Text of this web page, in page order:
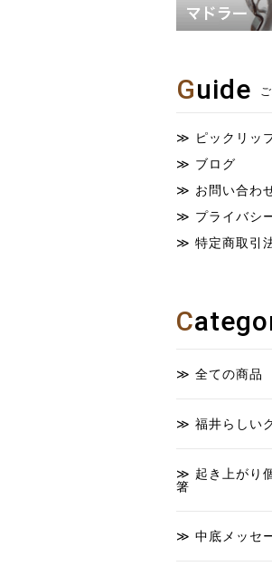
Guide
ピックリッ
ブログ
お問い合わ
プライバシ
特定商取引
C
全ての商品
福井らしい
起き上がり
箸
中底メッセ